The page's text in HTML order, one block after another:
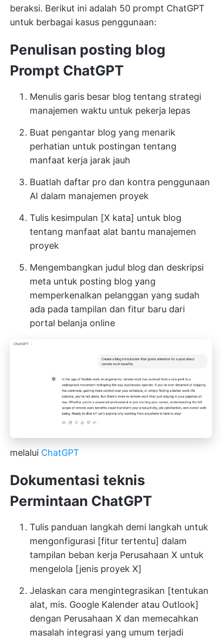
beraksi. Berikut ini adalah 50 prompt ChatGPT
untuk berbagai kasus penggunaan:
Penulisan posting blog
Prompt ChatGPT
Menulis garis besar blog tentang strategi
manajemen waktu untuk pekerja lepas
Buat pengantar blog yang menarik
perhatian untuk postingan tentang
manfaat kerja jarak jauh
Buatlah daftar pro dan kontra penggunaan
AI dalam manajemen proyek
Tulis kesimpulan [X kata] untuk blog
tentang manfaat alat bantu manajemen
proyek
Mengembangkan judul blog dan deskripsi
meta untuk posting blog yang
memperkenalkan pelanggan yang sudah
ada pada tampilan dan fitur baru dari
portal belanja online
melalui ChatGPT
Dokumentasi teknis
Permintaan ChatGPT
Tulis panduan langkah demi langkah untuk
mengonfigurasi [fitur tertentu] dalam
tampilan beban kerja Perusahaan X untuk
mengelola [jenis proyek X]
Jelaskan cara mengintegrasikan [tentukan
alat, mis. Google Kalender atau Outlook]
dengan Perusahaan X dan memecahkan
masalah integrasi yang umum terjadi